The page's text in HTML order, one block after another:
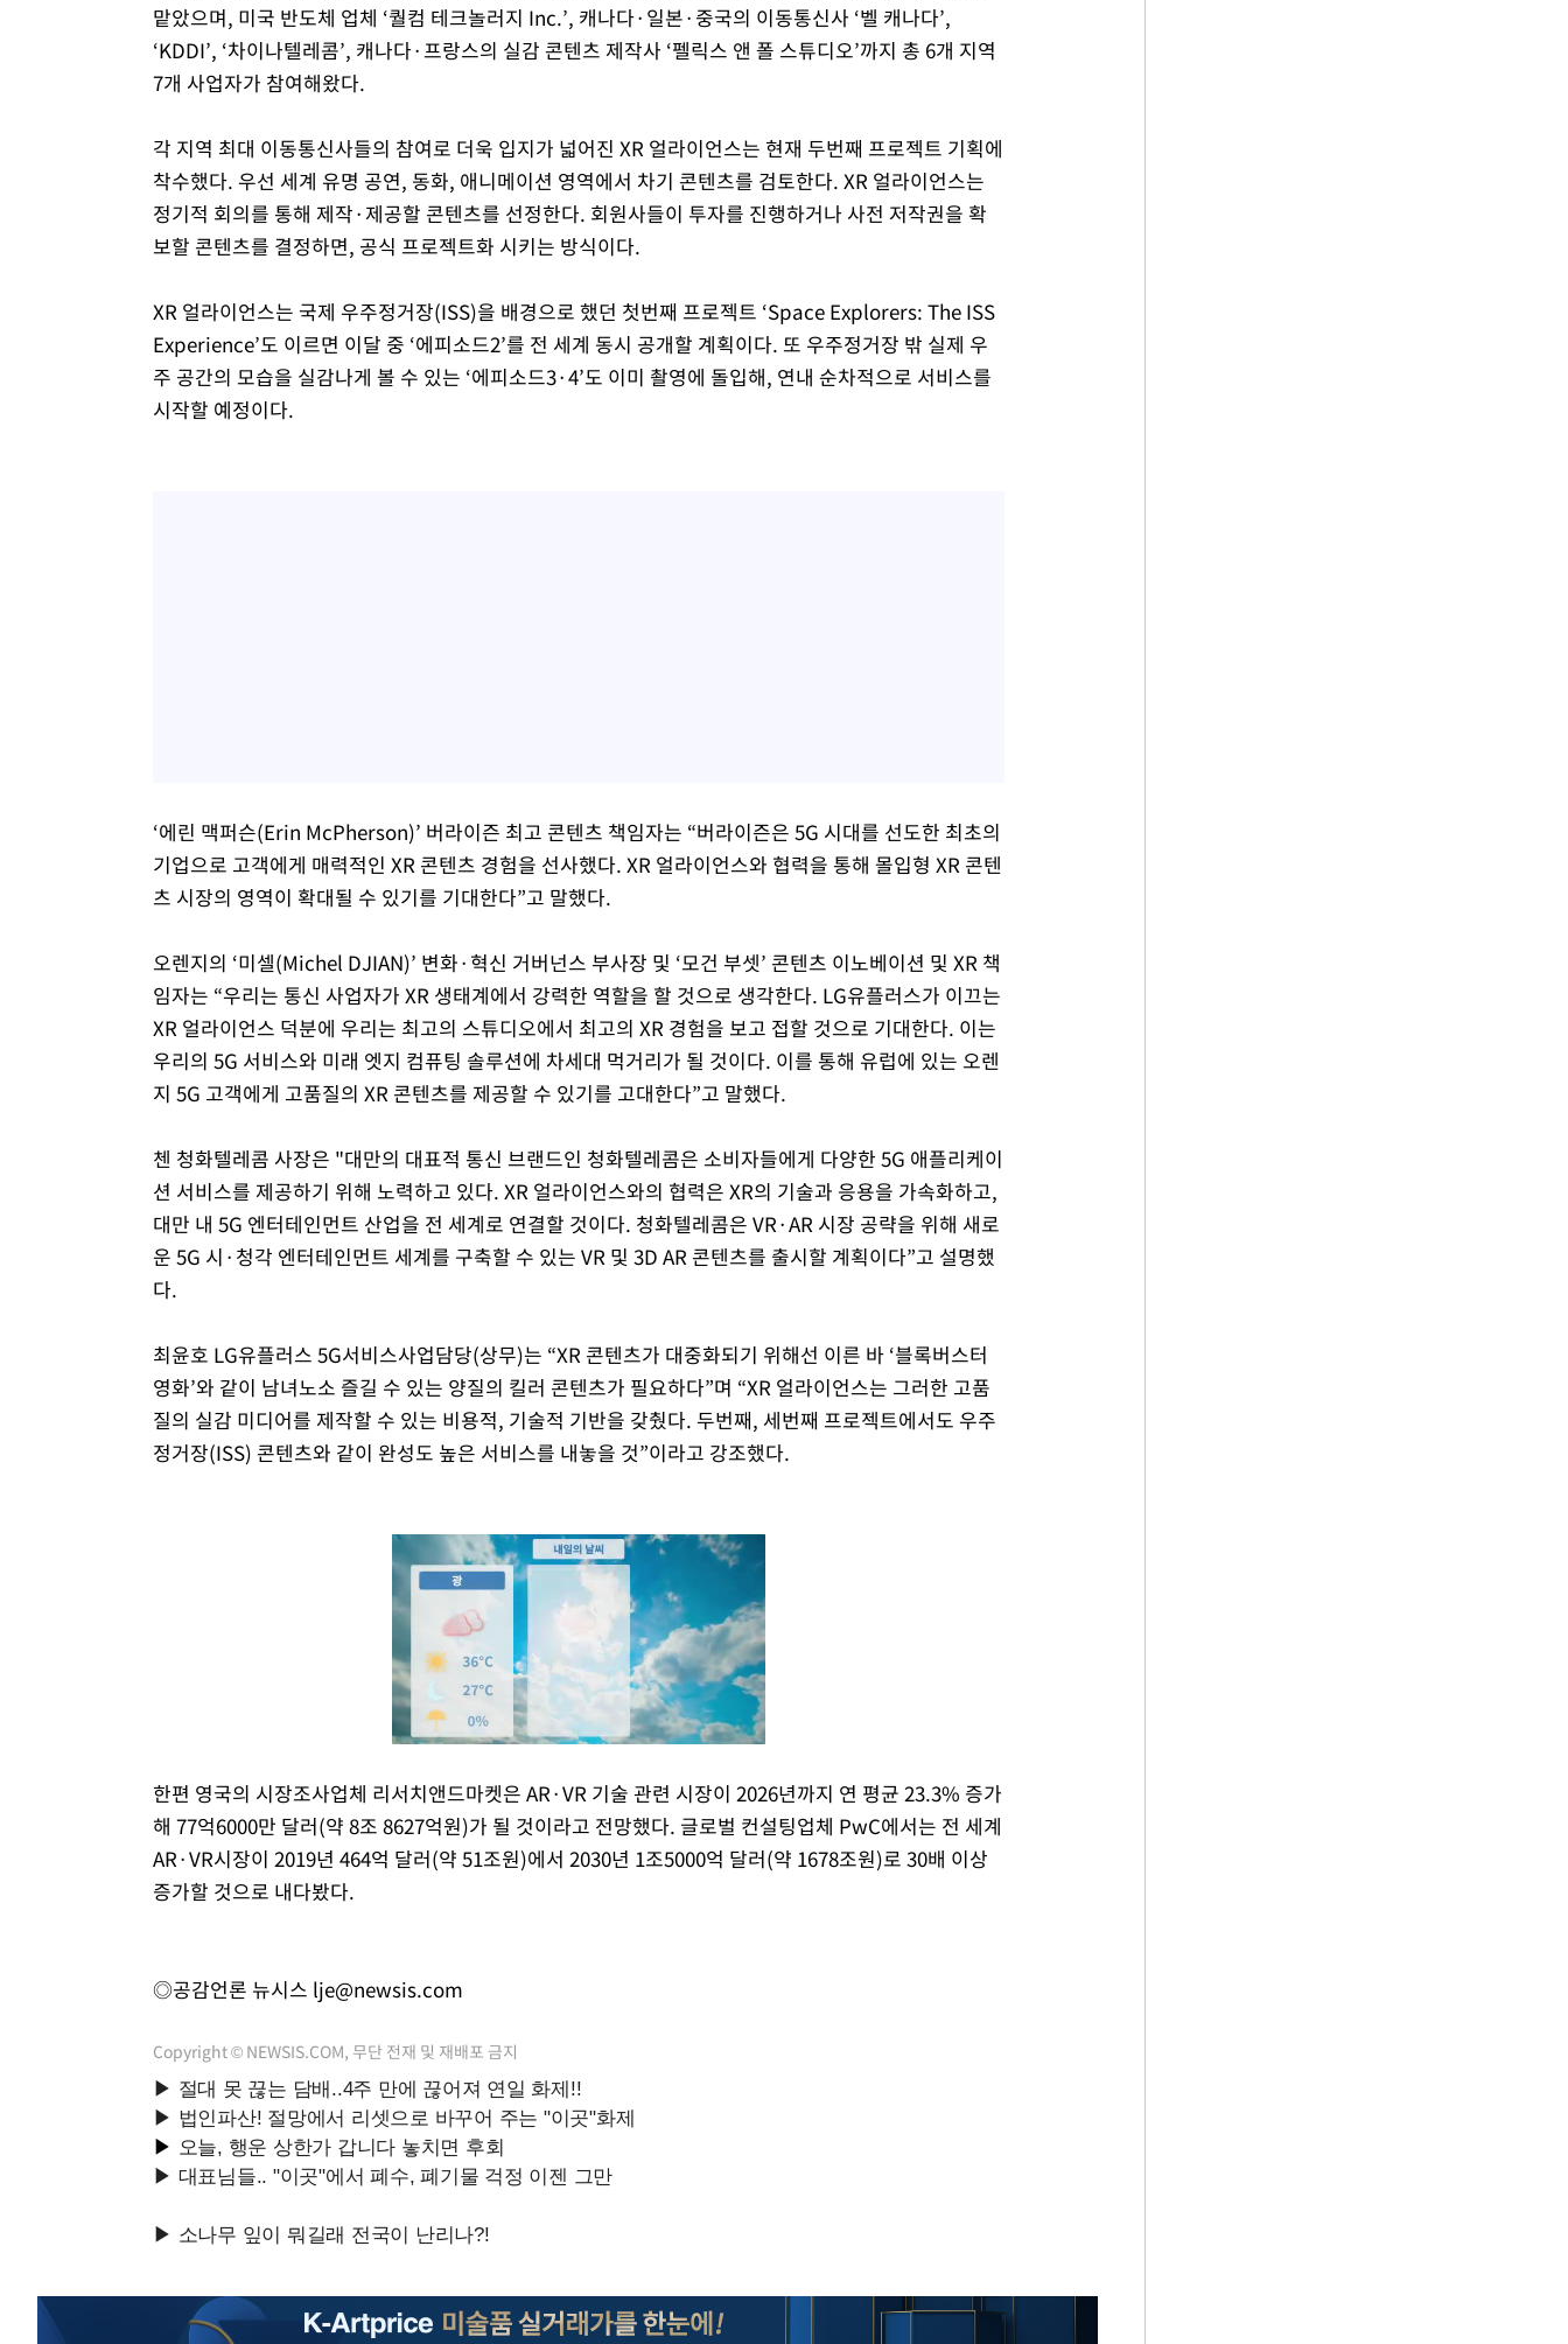
맡았으며, 미국 반도체 업체 ‘퀄컴 테크놀러지 Inc.’, 캐나다·일본·중국의 이동통신사 ‘벨 캐나다’,
‘KDDI’, ‘차이나텔레콤’, 캐나다·프랑스의 실감 콘텐츠 제작사 ‘펠릭스 앤 폴 스튜디오’까지 총 6개 지역
7개 사업자가 참여해왔다.
각 지역 최대 이동통신사들의 참여로 더욱 입지가 넓어진 XR 얼라이언스는 현재 두번째 프로젝트 기획에
착수했다. 우선 세계 유명 공연, 동화, 애니메이션 영역에서 차기 콘텐츠를 검토한다. XR 얼라이언스는
정기적 회의를 통해 제작·제공할 콘텐츠를 선정한다. 회원사들이 투자를 진행하거나 사전 저작권을 확
보할 콘텐츠를 결정하면, 공식 프로젝트화 시키는 방식이다.
XR 얼라이언스는 국제 우주정거장(ISS)을 배경으로 했던 첫번째 프로젝트 ‘Space Explorers: The ISS
Experience’도 이르면 이달 중 ‘에피소드2’를 전 세계 동시 공개할 계획이다. 또 우주정거장 밖 실제 우
주 공간의 모습을 실감나게 볼 수 있는 ‘에피소드3·4’도 이미 촬영에 돌입해, 연내 순차적으로 서비스를
시작할 예정이다.
‘에린 맥퍼슨(Erin McPherson)’ 버라이즌 최고 콘텐츠 책임자는 “버라이즌은 5G 시대를 선도한 최초의
기업으로 고객에게 매력적인 XR 콘텐츠 경험을 선사했다. XR 얼라이언스와 협력을 통해 몰입형 XR 콘텐
츠 시장의 영역이 확대될 수 있기를 기대한다”고 말했다.
오렌지의 ‘미셀(Michel DJIAN)’ 변화·혁신 거버넌스 부사장 및 ‘모건 부셋’ 콘텐츠 이노베이션 및 XR 책
임자는 “우리는 통신 사업자가 XR 생태계에서 강력한 역할을 할 것으로 생각한다. LG유플러스가 이끄는
XR 얼라이언스 덕분에 우리는 최고의 스튜디오에서 최고의 XR 경험을 보고 접할 것으로 기대한다. 이는
우리의 5G 서비스와 미래 엣지 컴퓨팅 솔루션에 차세대 먹거리가 될 것이다. 이를 통해 유럽에 있는 오렌
지 5G 고객에게 고품질의 XR 콘텐츠를 제공할 수 있기를 고대한다”고 말했다.
첸 청화텔레콤 사장은 "대만의 대표적 통신 브랜드인 청화텔레콤은 소비자들에게 다양한 5G 애플리케이
션 서비스를 제공하기 위해 노력하고 있다. XR 얼라이언스와의 협력은 XR의 기술과 응용을 가속화하고,
대만 내 5G 엔터테인먼트 산업을 전 세계로 연결할 것이다. 청화텔레콤은 VR·AR 시장 공략을 위해 새로
운 5G 시·청각 엔터테인먼트 세계를 구축할 수 있는 VR 및 3D AR 콘텐츠를 출시할 계획이다”고 설명했
다.
최윤호 LG유플러스 5G서비스사업담당(상무)는 “XR 콘텐츠가 대중화되기 위해선 이른 바 ‘블록버스터
영화’와 같이 남녀노소 즐길 수 있는 양질의 킬러 콘텐츠가 필요하다”며 “XR 얼라이언스는 그러한 고품
질의 실감 미디어를 제작할 수 있는 비용적, 기술적 기반을 갖췄다. 두번째, 세번째 프로젝트에서도 우주
정거장(ISS) 콘텐츠와 같이 완성도 높은 서비스를 내놓을 것”이라고 강조했다.
Mute
한편 영국의 시장조사업체 리서치앤드마켓은 AR·VR 기술 관련 시장이 2026년까지 연 평균 23.3% 증가
해 77억6000만 달러(약 8조 8627억원)가 될 것이라고 전망했다. 글로벌 컨설팅업체 PwC에서는 전 세계
AR·VR시장이 2019년 464억 달러(약 51조원)에서 2030년 1조5000억 달러(약 1678조원)로 30배 이상
증가할 것으로 내다봤다.
◎공감언론 뉴시스 lje@newsis.com
Copyright © NEWSIS.COM, 무단 전재 및 재배포 금지